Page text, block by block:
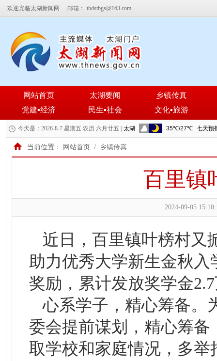
欢迎光临太湖新闻网 邮箱： thdstbgs@163.com
网站首页 太湖要闻
乡镇传真
党建▪经济
民生▪社会 文化▪旅游
今天是：2026-8-7 星期五 农历 六月廿五 |
当前位置： 网站首页 / 乡镇传真
百里镇
2024-09-05
近日，百里镇叶榜村又
助力优秀大学新生金秋
奖励，累计发放奖学金
心系学子，精心筹备。
委会提前谋划，精心筹
取学校和家庭情况，多